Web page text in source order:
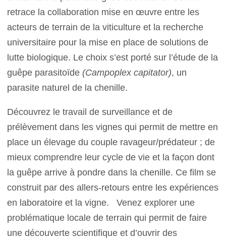
retrace la collaboration mise en œuvre entre les
acteurs de terrain de la viticulture et la recherche
universitaire pour la mise en place de solutions de
lutte biologique. Le choix s’est porté sur l’étude de la
guêpe parasitoïde(Campoplex capitator), un
parasite naturel de la chenille.
Découvrez le travail de surveillance et de
prélèvement dans les vignes qui permit de mettre en
place un élevage du couple ravageur/prédateur ; de
mieux comprendre leur cycle de vie et la façon dont
la guêpe arrive à pondre dans la chenille. Ce film se
construit par des allers-retours entre les expériences
en laboratoire et la vigne. Venez explorer une
problématique locale de terrain qui permit de faire
une découverte scientifique et d’ouvrir des